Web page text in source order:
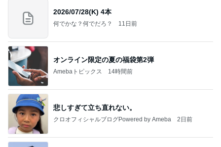
2026/07/28(K) 4本
何でかな？何でだろ？ 11日前
オンライン限定の夏の福袋第2弾
Amebaトピックス 14時間前
悲しすぎて立ち直れない。
クロオフィシャルブログPowered by Ameba 2日前